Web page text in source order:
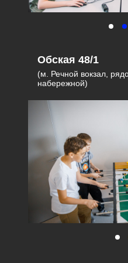
Обская 48/1
(м. Речной вокзал,
набережной)